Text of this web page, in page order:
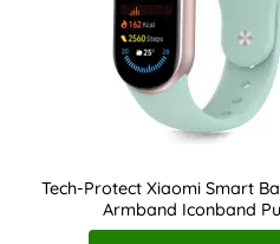
Tech-Protect Xiaomi Smart
Armband Iconband
Art. nr 243091